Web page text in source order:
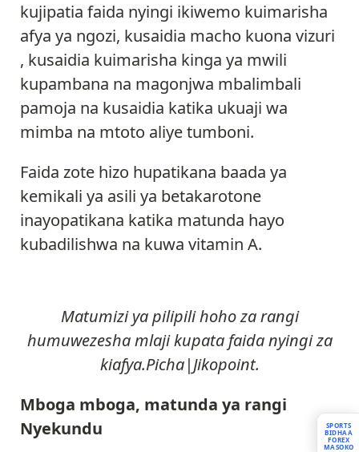
kujipatia faida nyingi ikiwemo kuimarisha
afya ya ngozi, kusaidia macho kuona vizuri
, kusaidia kuimarisha kinga ya mwili
kupambana na magonjwa mbalimbali
pamoja na kusaidia katika ukuaji wa
mimba na mtoto aliye tumboni.
Faida zote hizo hupatikana baada ya
kemikali ya asili ya betakarotone
inayopatikana katika matunda hayo
kubadilishwa na kuwa vitamin A.
Matumizi ya pilipili hoho za rangi
humuwezesha mlaji kupata faida nyingi za
kiafya.Picha|Jikopoint.
Mboga mboga, matunda ya rangi
Nyekundu
SPORTS
BIDHAA
FOREX
MASOKO